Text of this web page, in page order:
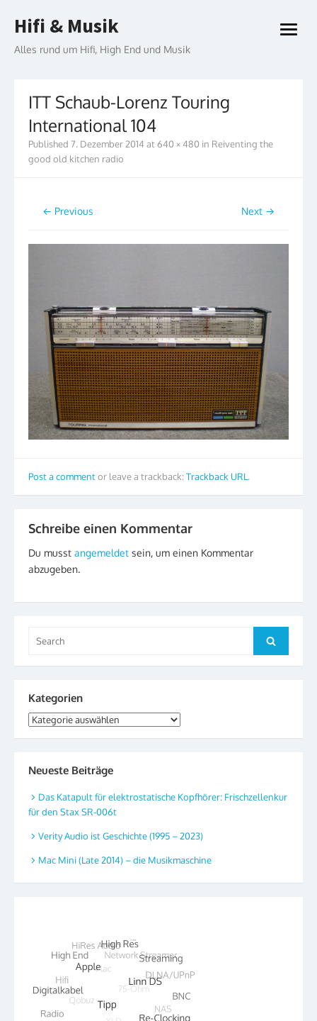
to
Hifi & Musik
Alles rund um Hifi, High End und Musik
open
ITT Schaub-Lorenz Touring
International 104
Published 7. Dezember 2014 at 640 × 480 in Reiventing the
good old kitchen radio
← Previous Next →
Post a commentor leave a trackback:Trackback URL .
Schreibe einen Kommentar
Du musst angemeldet sein, um einen Kommentar
abzugeben.
for:
Search
Kategorien
Kategorien
Neueste Beiträge
Das Katapult für elektrostatische Kopfhörer: Frischzellenkur
für den Stax SR-006t
Verity Audio ist Geschichte (1995 – 2023)
Mac Mini (Late 2014) – die Musikmaschine